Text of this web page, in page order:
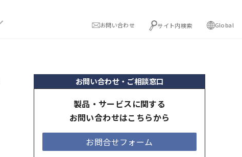
お問い合わせ サイト内検索 Global
お問い合わせ・ご相談窓口
製品・サービスに関する
お問い合わせはこちらから
お問合せフォーム